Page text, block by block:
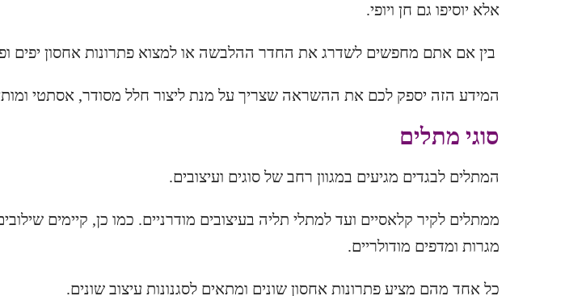
אלא יוסיפו גם חן ויופי.
בין אם אתם מחפשים לשדרג את החדר ההלבשה או למצוא פתרונות אחסון יפים
המידע הזה יספק לכם את ההשראה שצריך על מנת ליצור חלל מסודר, אסתטי
סוגי מתלים
המתלים לבגדים מגיעים במגוון רחב של סוגים ועיצובים.
ממתלים לקיר קלאסיים ועד למתלי תליה בעיצובים מודרניים. כמו כן, קיימים
מגרות ומדפים מודולריים.
כל אחד מהם מציע פתרונות אחסון שונים ומתאים לסגנונות עיצוב שונים.